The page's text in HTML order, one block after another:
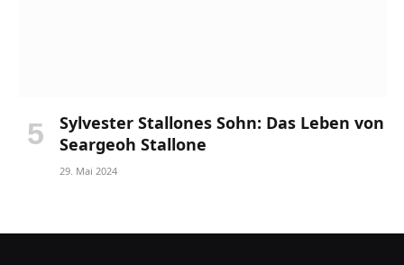
Sylvester Stallones Sohn: Das Leben von
Seargeoh Stallone
29. Mai 2024